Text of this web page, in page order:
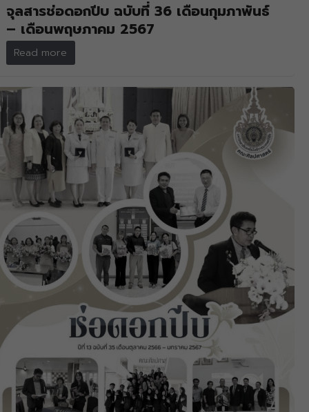
จุลสารช่อดอกปีบ ฉบับที่ 36 เดือนกุมภาพันธ์
– เดือนพฤษภาคม 2567
Read more